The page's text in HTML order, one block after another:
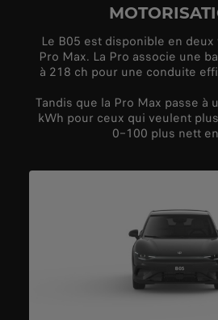
Le B05 est disponible en
Pro Max. La Pro associe une
à 218 ch pour une conduite
Tandis que la Pro Max passe à
kWh pour ceux qui veulent
0–100 plus nett